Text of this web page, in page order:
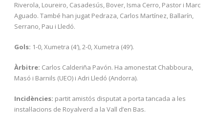
Riverola, Loureiro, Casadesús, Bover, Isma Cerro, Pastor i Marc
Aguado. També han jugat Pedraza, Carlos Martínez, Ballarín,
Serrano, Pau i Lledó.
Gols: 1-0, Xumetra (4′), 2-0, Xumetra (49′).
Àrbitre: Carlos Calderiña Pavón. Ha amonestat Chabboura,
Masó i Barnils (UEO) i Adri Lledó (Andorra).
Incidències: partit amistós disputat a porta tancada a les
instal·lacions de Royalverd a la Vall d’en Bas.